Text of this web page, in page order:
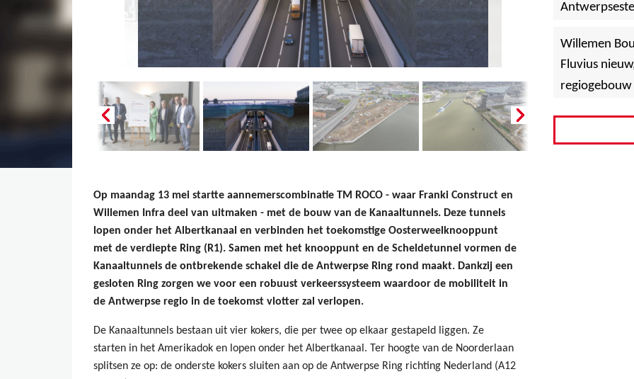
Op maandag 13 mei startte aannemerscombinatie TM ROCO - waar Franki Construct en
Willemen Infra deel van uitmaken - met de bouw van de Kanaaltunnels. Deze tunnels
lopen onder het Albertkanaal en verbinden het toekomstige Oosterweelknooppunt
met de verdiepte Ring (R1). Samen met het knooppunt en de Scheldetunnel vormen de
Kanaaltunnels de ontbrekende schakel die de Antwerpse Ring rond maakt. Dankzij een
gesloten Ring zorgen we voor een robuust verkeerssysteem waardoor de mobiliteit in
de Antwerpse regio in de toekomst vlotter zal verlopen.
De Kanaaltunnels bestaan uit vier kokers, die per twee op elkaar gestapeld liggen. Ze
starten in het Amerikadok en lopen onder het Albertkanaal. Ter hoogte van de Noorderlaan
splitsen ze op: de onderste kokers sluiten aan op de Antwerpse Ring richting Nederland (A12
Willemen
Fluvius